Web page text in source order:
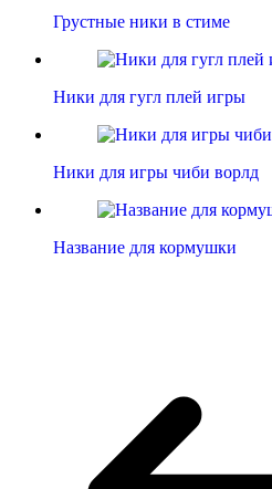
Грустные ники в стиме
Ники для гугл плей игры
Ники для игры чиби ворлд
Название для кормушки